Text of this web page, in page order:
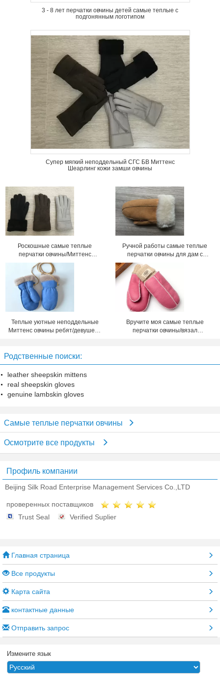
3 - 8 лет перчатки овчины детей самые теплые с
подгонянным логотипом
Супер мягкий неподдельный СГС БВ Миттенс
Шеарлинг кожи замши овчины
Роскошные самые теплые
перчатки овчины/Миттенс
овчины кожаных женщин
черноты
Ручной работы самые теплые
перчатки овчины для дам с
размером 5 до 6км тумака
Теплые уютные неподдельные
Миттенс овчины ребят/девушек с
Вручите моя самые теплые
перчатки овчины/вязал
Родственные поиски:
leather sheepskin mittens
real sheepskin gloves
genuine lambskin gloves
Самые теплые перчатки овчины
Осмотрите все продукты
Профиль компании
Beijing Silk Road Enterprise Management Services Co.,LTD
проверенных поставщиков
Trust Seal
Verified Suplier
Главная страница
Все продукты
Карта сайта
контактные данные
Отправить запрос
Измените язык